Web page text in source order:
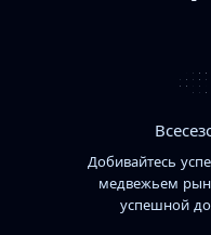
Добивайтесь
медвежьем
успешной